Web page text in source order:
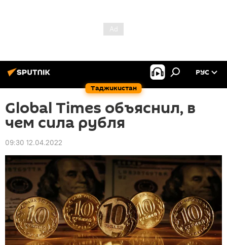
Таджикистан
РУС
Global Times объяснил, в
чем сила рубля
09:30 12.04.2022